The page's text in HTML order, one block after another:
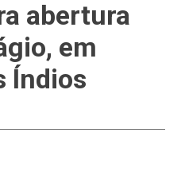
abertura
em
Índios